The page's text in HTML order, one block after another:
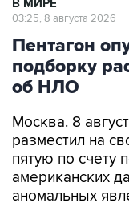
Пентагон
подборку
об НЛО
Москва. 8
пятую по счету
американских
аномальных
"Министерство